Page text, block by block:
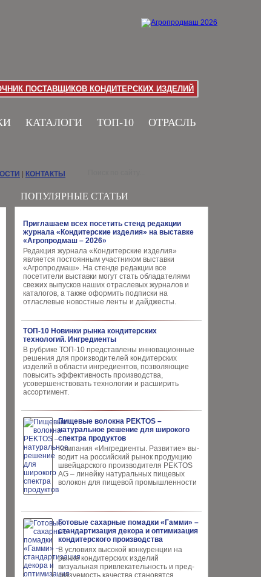
ПОСТАВЩИКОВ КОНДИТЕРСКИХ ИЗДЕЛИЙ
КАТАЛОГИ ТОП-10 ОТРАСЛЬ
ПОПУЛЯРНЫЕ СТАТЬИ
Приглашаем всех посетить стенд редакции
журнала «Кондитерские изделия» на выставке
«Агропродмаш – 2026»
Редакция журнала «Кондитерские изделия»
является постоянным участником выставки
«Агропродмаш». На стенде редакции все
посетители выставки могут стать обладателями
свежих выпусков наших отраслевых журналов и
каталогов, а также оформить подписки на
отласлевые новостные ленты и дайджесты.
ТОП-10 Новинки рынка кондитерских
технологий. Ингредиенты
В рубрике ТОП-10 представлены инновационные
решения для производителей кондитерских
изделий в области ингредиентов, позволяющие
повысить эффективность производства,
усовершенствовать технологии и расширить
ассортимент.
Пищевые волокна PEKTOS –
натуральное решение для широкого
спектра продуктов
Компания «Ингредиенты. Развитие» вы­
водит на российский рынок продукцию
швей­царского производителя PEKTOS
AG – ли­нейку натуральных пищевых
волокон для пи­щевой промышленности
Готовые сахарные помадки «Гамми» –
стандартизация декора и оптимизация
кондитерского производства
В условиях высокой кон­куренции на
рынке конди­терских изделий
визуальная привлекательность и пред­
сказуемость качества ста­новятся
КОНТАКТЫ